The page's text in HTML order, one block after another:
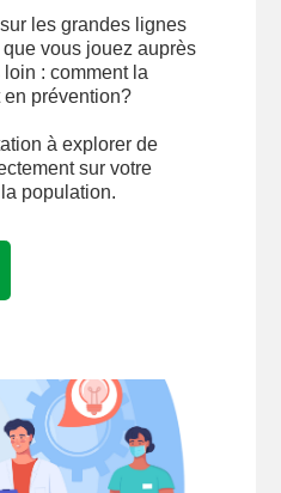
les grandes lignes
vous jouez auprès
: comment la
prévention?
à explorer de
sur votre
population.